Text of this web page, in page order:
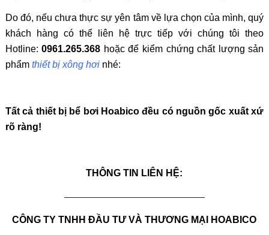
Do đó, nếu chưa thực sự yên tâm về lựa chọn của mình, quý
khách hàng có thể liên hệ trực tiếp với chúng tôi theo
Hotline:0961.265.368 hoặc để kiểm chứng chất lượng sản
phẩm thiết bị xông hơinhé:
Tất cả thiết bị bể bơi Hoabico đều có nguồn gốc xuất xứ
rõ ràng!
THÔNG TIN LIÊN HỆ:
——————————————————
CÔNG TY TNHH ĐẦU TƯ VÀ THƯƠNG MẠI HOABICO